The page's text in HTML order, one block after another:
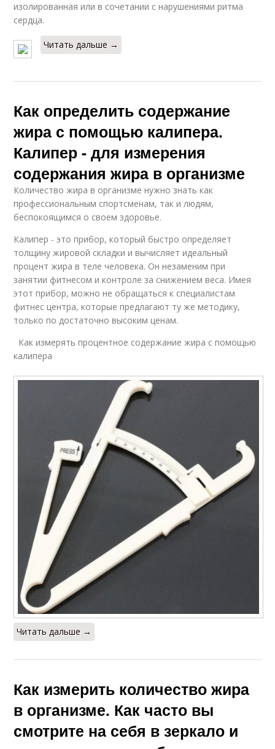
изолированная или в сочетании с нарушениями ритма
сердца.
Читать дальше →
Как определить содержание
жира с помощью калипера.
Калипер - для измерения
содержания жира в организме
Количество жира в организме нужно знать как
профессиональным спортсменам, так и людям,
беспокоящимся о своем здоровье.
Калипер - это прибор, который быстро определяет
толщину жировой складки и вычисляет идеальный
процент жира в теле человека. Он незаменим при
занятии фитнесом и контроле за снижением веса. Имея
этот прибор, можно не обращаться к специалистам
фитнес центра, которые предлагают ту же методику,
только по достаточно высоким ценам.
Как измерять процентное содержание жира с помощью
калипера
Читать дальше →
Как измерить количество жира
в организме. Как часто вы
смотрите на себя в зеркало и